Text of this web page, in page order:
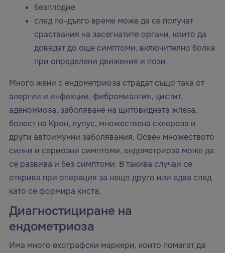
безплодие
след по-дълго време може да се получат
сраствания на засегнатите органи, които да
доведат до още симптоми, включително болка
при определени движения и пози
Много жени с ендометриоза страдат също така от
алергии и инфекции, фибромиалгия, цистит,
аденомиоза, заболяване на щитовидната жлеза,
болест на Крон, лупус, множествена склероза и
други автоимунни заболявания. Освен множеството
силни и сериозни симптоми, ендометриоза може да
се развива и без симптоми. В такива случаи се
открива при операция за нещо друго или едва след
като се формира киста.
Диагностициране на
ендометриоза
Има много ехографски маркери, които помагат да